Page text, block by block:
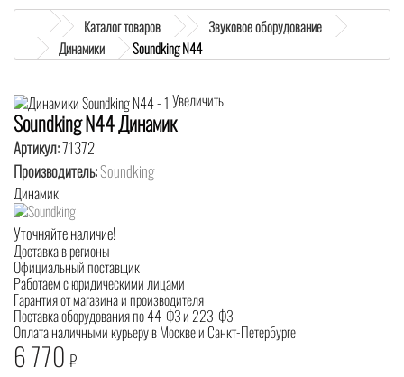
Каталог товаров
Звуковое оборудование
Динамики
Soundking N44
Увеличить
Soundking N44 Динамик
Артикул:71372
Производитель:Soundking
Динамик
Уточняйте наличие!
Доставка в регионы
Официальный поставщик
Работаем с юридическими лицами
Гарантия от магазина и производителя
Поставка оборудования по 44-ФЗ и 223-ФЗ
Оплата наличными курьеру в Москве и Санкт-Петербурге
6 770 ₽